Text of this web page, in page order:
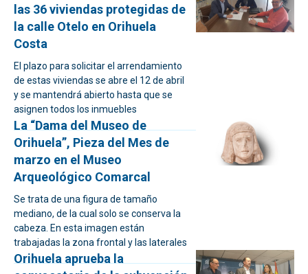
las 36 viviendas protegidas de
la calle Otelo en Orihuela
Costa
El plazo para solicitar el arrendamiento
de estas viviendas se abre el 12 de abril
y se mantendrá abierto hasta que se
asignen todos los inmuebles
La “Dama del Museo de
Orihuela”, Pieza del Mes de
marzo en el Museo
Arqueológico Comarcal
Se trata de una figura de tamaño
mediano, de la cual solo se conserva la
cabeza. En esta imagen están
trabajadas la zona frontal y las laterales
Orihuela aprueba la